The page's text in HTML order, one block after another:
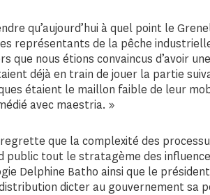
qu’aujourd’hui à quel point le
représentants de la pêche
que nous étions convaincus d’avoir
déjà en train de jouer la partie
étaient le maillon faible de leur
avec maestria. »
que la complexité des
public tout le stratagème des
Delphine Batho ainsi que le
dicter au gouvernement sa